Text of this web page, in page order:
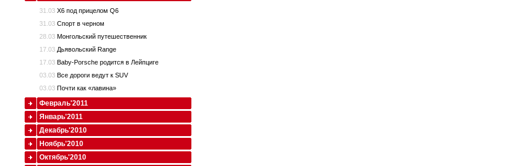
31.03 X6 под прицелом Q6
31.03 Спорт в черном
28.03 Монгольский путешественник
17.03 Дьявольский Range
17.03 Baby-Porsche родится в Лейпциге
03.03 Все дороги ведут к SUV
03.03 Почти как «лавина»
Февраль'2011
Январь'2011
Декабрь'2010
Ноябрь'2010
Октябрь'2010